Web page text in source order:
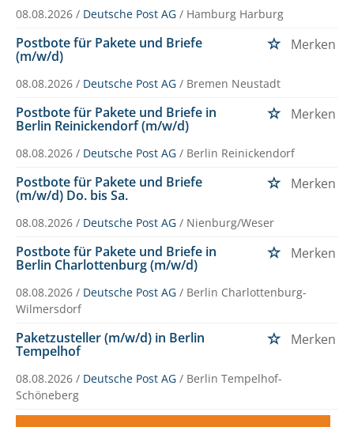
08.08.2026 / Deutsche Post AG / Hamburg Harburg
Postbote für Pakete und Briefe
(m/w/d)
Merken
08.08.2026 / Deutsche Post AG / Bremen Neustadt
Postbote für Pakete und Briefe in
Berlin Reinickendorf (m/w/d)
Merken
08.08.2026 / Deutsche Post AG / Berlin Reinickendorf
Postbote für Pakete und Briefe
(m/w/d) Do. bis Sa.
Merken
08.08.2026 / Deutsche Post AG / Nienburg/Weser
Postbote für Pakete und Briefe in
Berlin Charlottenburg (m/w/d)
Merken
08.08.2026 / Deutsche Post AG / Berlin Charlottenburg-
Wilmersdorf
Paketzusteller (m/w/d) in Berlin
Tempelhof
Merken
08.08.2026 / Deutsche Post AG / Berlin Tempelhof-
Schöneberg